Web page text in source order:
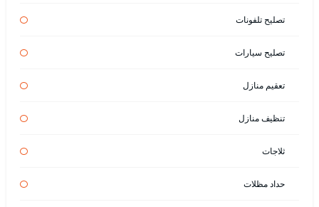
تصليح تلفونات
تصليح سيارات
تعقيم منازل
تنظيف منازل
ثلاجات
حداد مظلات